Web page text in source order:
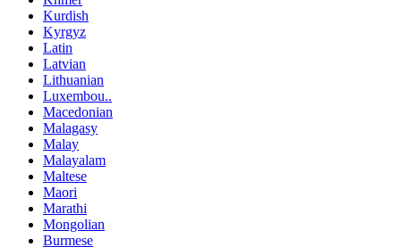
Kurdish
Kyrgyz
Latin
Latvian
Lithuanian
Luxembou..
Macedonian
Malagasy
Malay
Malayalam
Maltese
Maori
Marathi
Mongolian
Burmese